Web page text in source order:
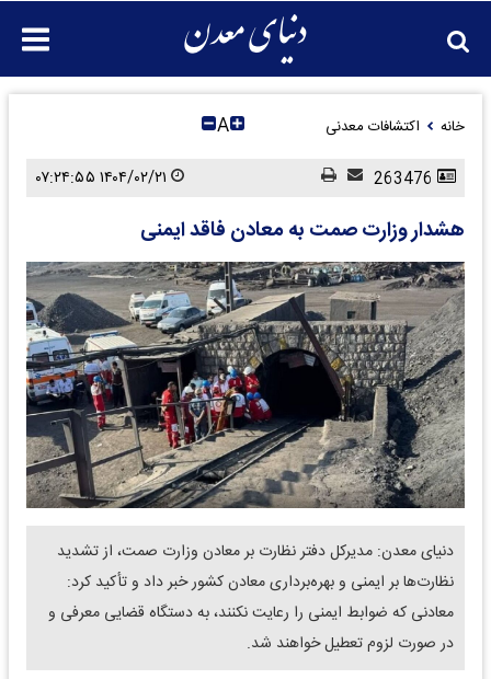
خانه اکتشافات معدنی A
هشدار وزارت صمت به معادن فاقد ایمنی
دنیای معدن: مدیرکل دفتر نظارت بر معادن وزارت صمت، از تشدید
نظارت‌ها بر ایمنی و بهره‌برداری معادن کشور خبر داد و تأکید کرد:
معادنی که ضوابط ایمنی را رعایت نکنند، به دستگاه قضایی معرفی و
در صورت لزوم تعطیل خواهند شد.